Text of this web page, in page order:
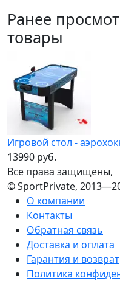
Ранее
товары
Игровой стол -
13990 руб.
Все права защищены,
© SportPrivate,
О компании
Контакты
Обратная связь
Доставка и оплата
Гарантия и возврат
Политика